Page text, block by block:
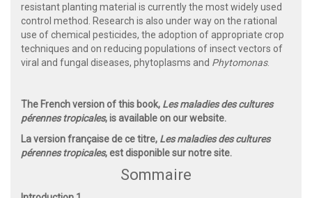
resistant planting material is currently the most widely used
control method. Research is also under way on the rational
use of chemical pesticides, the adoption of appropriate crop
techniques and on reducing populations of insect vectors of
viral and fungal diseases, phytoplasms and Phytomonas.
The French version of this book, Les maladies des cultures
pérennes tropicales, is available on our website.
La version française de ce titre, Les maladies des cultures
pérennes tropicales, est disponible sur notre site.
Sommaire